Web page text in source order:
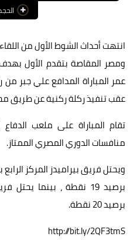
انتهت أحداث الشوط الأول من
عمر المباراة المدافع علي جبر
عقب تنفيذ ركلة ركنية عن
منافسات الدوري المصري الممتاز.
ويحتل فريق بيراميدز المركز
برصيد 19 نقطة ، بينما
برصيد 20 نقطة.
http://bit.ly/2QF3tmS